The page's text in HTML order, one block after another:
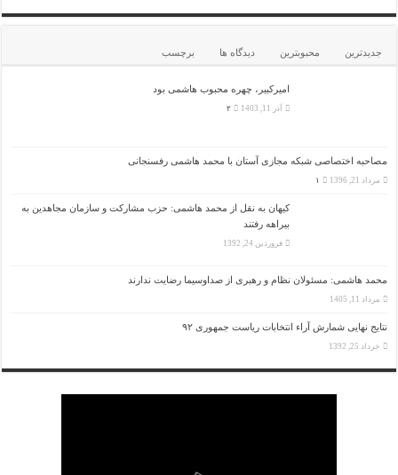
جدیدترین محبوبترین دیدگاه ها برچسب
امیرکبیر، چهره محبوب هاشمی بود
آذر 11, 1403 ۲
مصاحبه اختصاصی شبکه مجازی آستان با محمد هاشمی رفسنجانی
مرداد 21, 1396 ۱
کیهان به نقل از محمد هاشمی: حزب مشارکت و سازمان مجاهدین به
بیراهه رفتند
فروردین 24, 1392
محمد هاشمی: مسئولان نظام و رهبری از صداوسیما رضایت ندارند
مرداد 11, 1405
نتایج نهایی شمارش آراء انتخابات ریاست جمهوری ۹۲
خرداد 25, 1392